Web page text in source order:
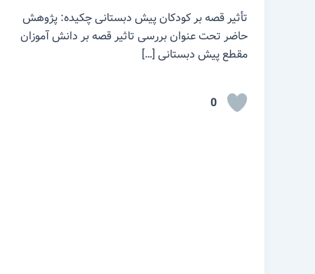
تأثیر قصه بر کودکان پیش دبستانی چکیده: پژوهش
حاضر تحت عنوان بررسی تاثیر قصه بر دانش آموزان
مقطع پیش دبستانی […]
0